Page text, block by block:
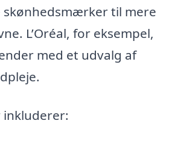
til mere
L’Oréal, for eksempel,
med et udvalg af